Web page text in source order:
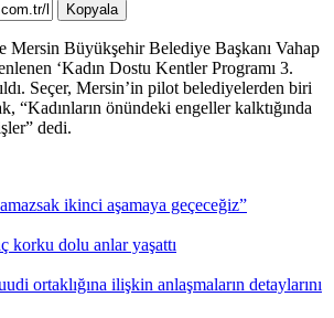
Kopyala
Büyükşehir Belediye Başkanı Vahap
‘Kadın Dostu Kentler Programı 3.
Seçer, Mersin’in pilot belediyelerden biri
“Kadınların önündeki engeller kalktığında
dedi.
ikinci aşamaya geçeceğiz”
korku dolu anlar yaşattı
ortaklığına ilişkin anlaşmaların detaylarını